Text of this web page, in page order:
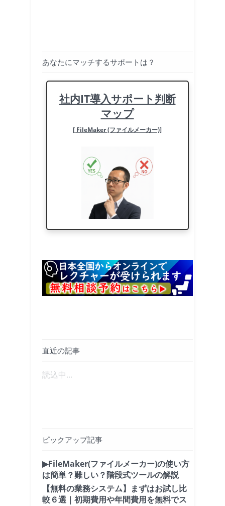
あなたにマッチするサポートは？
社内IT導入サポート判断
マップ
[ FileMaker (ファイルメーカー)]
直近の記事
読込中...
ピックアップ記事
▶FileMaker(ファイルメーカー)の使い方
は簡単？難しい？階段式ツールの解説
【無料の業務システム】まずはお試し比
較６選｜初期費用や年間費用を無料でス